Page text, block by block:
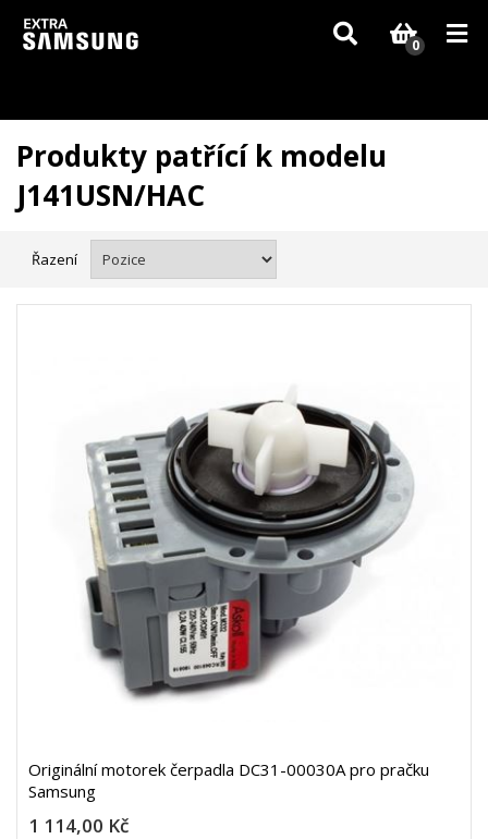
Vzhledem k aktuální situaci se může dodání dílů, které nejsou skladem,
zpozdit. Děkujeme za pochopení.
0
Produkty patřící k modelu
J141USN/HAC
Řazení
Originální motorek čerpadla DC31-00030A pro pračku
Samsung
1 114,00 Kč